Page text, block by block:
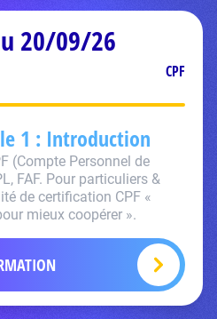
20/09/26
CPF
1 : Introduction
(Compte Personnel de
FAF. Pour particuliers &
de certification CPF «
mieux coopérer ».